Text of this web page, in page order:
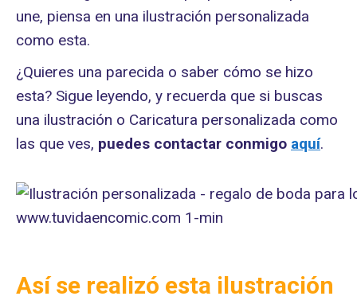
une, piensa en una ilustración personalizada
como esta.
¿Quieres una parecida o saber cómo se hizo
esta? Sigue leyendo, y recuerda que si buscas
una ilustración o Caricatura personalizada como
las que ves, puedes contactar conmigo aquí.
Así se realizó esta ilustración